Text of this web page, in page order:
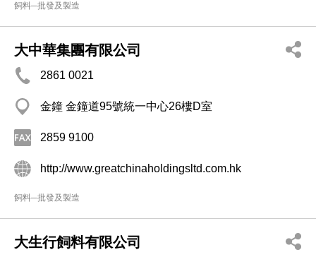
飼料─批發及製造
大中華集團有限公司
2861 0021
金鐘 金鐘道95號統一中心26樓D室
2859 9100
http://www.greatchinaholdingsltd.com.hk
飼料─批發及製造
大生行飼料有限公司